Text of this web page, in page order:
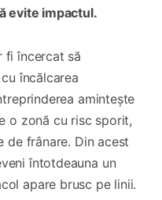
evite impactul.
fi încercat să
încălcarea
amintește
o zonă cu risc sporit,
de frânare. Din acest
întotdeauna un
apare brusc pe linii.